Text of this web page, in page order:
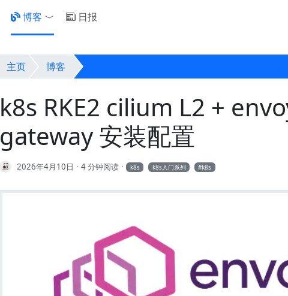
博客 Toggle Dropdown
日报
主页 博客
k8s RKE2 cilium L2 +
gateway 安装配置
2026年4月10日 4 分钟阅读 k8s k8s入门系列 k8s